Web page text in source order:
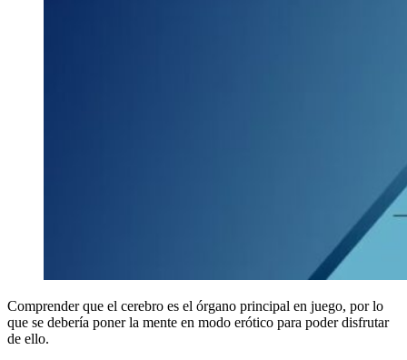
Comprender que el cerebro es el órgano principal en juego, por lo
que se debería poner la mente en modo erótico para poder disfrutar
de ello.